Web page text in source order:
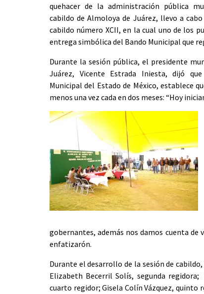
quehacer de la administración pública
cabildo de Almoloya de Juárez, llevo a
cabildo número XCII, en la cual uno de los
entrega simbólica del Bando Municipal que
Durante la sesión pública, el presidente
Juárez, Vicente Estrada Iniesta, dijó
Municipal del Estado de México, establece
menos una vez cada en dos meses: “Hoy
gobernantes, además nos damos cuenta de
enfatizarón.
Durante el desarrollo de la sesión de
Elizabeth Becerril Solís, segunda
cuarto regidor; Gisela Colín Vázquez, quinto